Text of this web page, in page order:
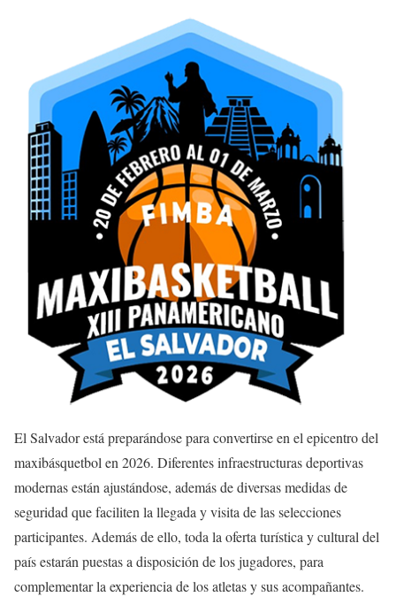
El Salvador está preparándose para convertirse en el epicentro del
maxibásquetbol en 2026. Diferentes infraestructuras deportivas
modernas están ajustándose, además de diversas medidas de
seguridad que faciliten la llegada y visita de las selecciones
participantes. Además de ello, toda la oferta turística y cultural del
país estarán puestas a disposición de los jugadores, para
complementar la experiencia de los atletas y sus acompañantes.